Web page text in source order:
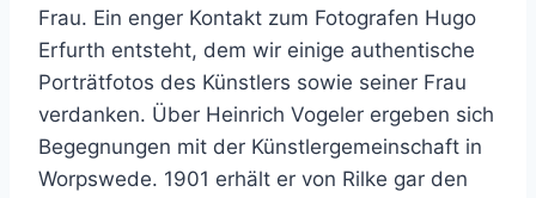
Frau. Ein enger Kontakt zum Fotografen Hugo
Erfurth entsteht, dem wir einige authentische
Porträtfotos des Künstlers sowie seiner Frau
verdanken. Über Heinrich Vogeler ergeben sich
Begegnungen mit der Künstlergemeinschaft in
Worpswede. 1901 erhält er von Rilke gar den